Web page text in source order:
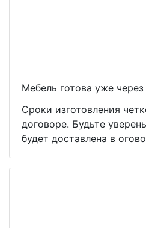
Мебель готова уже
Сроки изготовления
договоре. Будьте
будет доставлена в